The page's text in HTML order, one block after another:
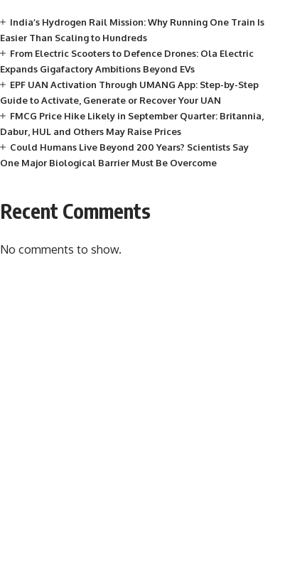
India’s Hydrogen Rail Mission: Why Running One Train Is
Easier Than Scaling to Hundreds
From Electric Scooters to Defence Drones: Ola Electric
Expands Gigafactory Ambitions Beyond EVs
EPF UAN Activation Through UMANG App: Step-by-Step
Guide to Activate, Generate or Recover Your UAN
FMCG Price Hike Likely in September Quarter: Britannia,
Dabur, HUL and Others May Raise Prices
Could Humans Live Beyond 200 Years? Scientists Say
One Major Biological Barrier Must Be Overcome
Recent Comments
No comments to show.